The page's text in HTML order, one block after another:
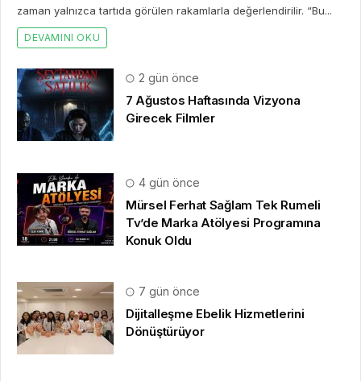
zaman yalnızca tartıda görülen rakamlarla değerlendirilir. “Bu...
DEVAMINI OKU
2 gün önce
7 Ağustos Haftasında Vizyona
Girecek Filmler
4 gün önce
Mürsel Ferhat Sağlam Tek Rumeli
Tv’de Marka Atölyesi Programına
Konuk Oldu
7 gün önce
Dijitalleşme Ebelik Hizmetlerini
Dönüştürüyor